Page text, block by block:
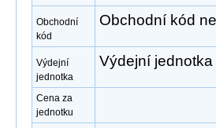
Obchodní
kód
Obchodní kód
Výdejní
jednotka
Výdejní
Cena za
jednotku